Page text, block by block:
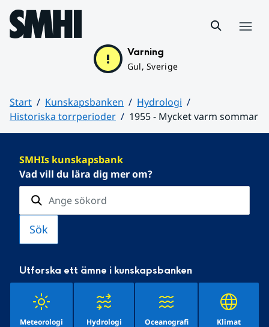
Hoppa till sidans innehåll
Varning
Gul, Sverige
Start Kunskapsbanken
Hydrologi
Historiska torrperioder
1955 - Mycket varm sommar
SMHIs kunskapsbank
Vad vill du lära dig mer om?
Utforska ett ämne i kunskapsbanken
Meteorologi Hydrologi Oceanografi Klimat